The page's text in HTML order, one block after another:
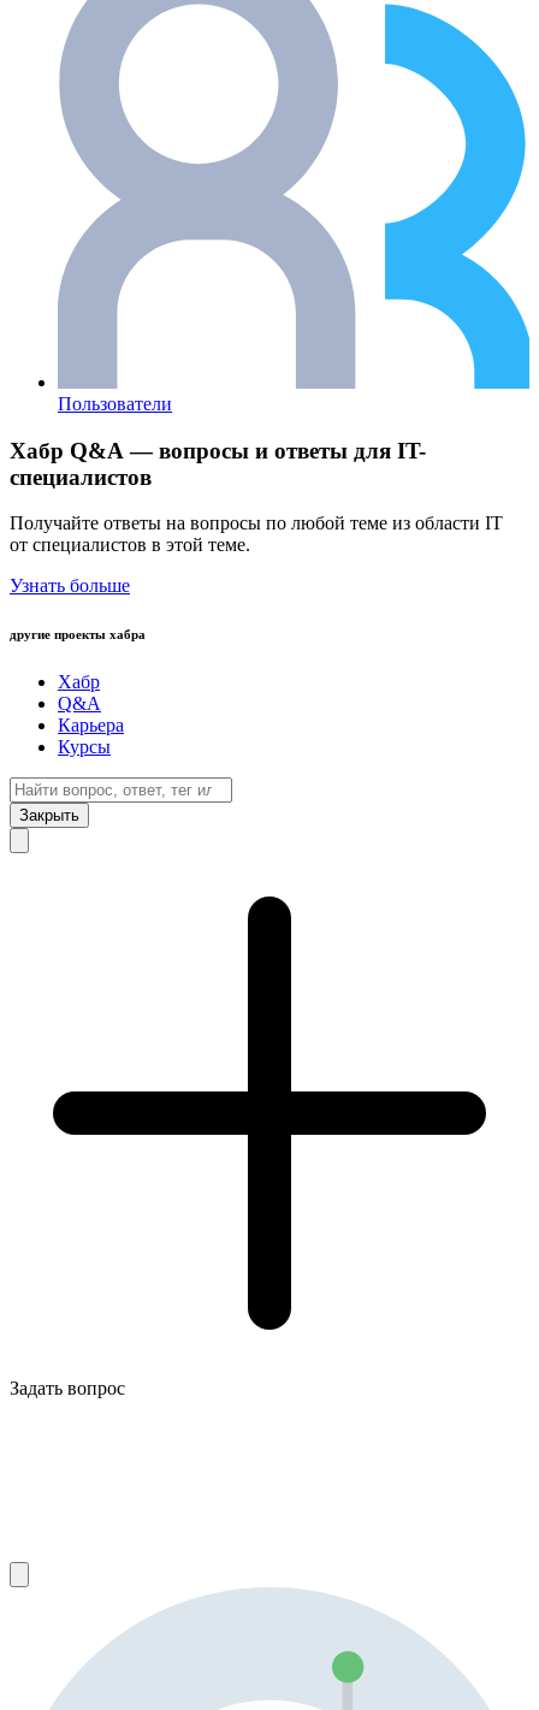
Пользователи
Хабр Q&A — вопросы и ответы для IT-
специалистов
Получайте ответы на вопросы по любой теме из области IT
от специалистов в этой теме.
Узнать больше
другие проекты хабра
Хабр
Q&A
Карьера
Курсы
Закрыть
Задать вопрос